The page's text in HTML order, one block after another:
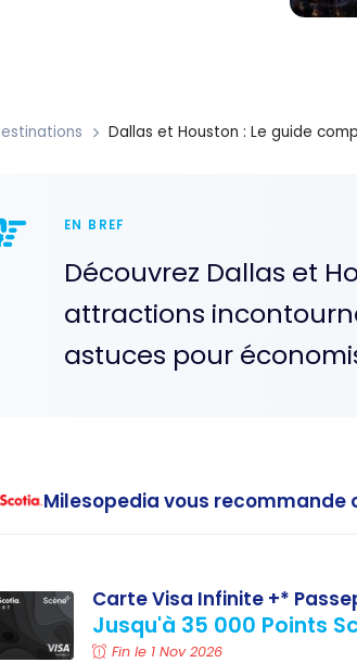
Dallas et Houston : Le guide
EN BREF
Découvrez Dallas et
attractions
astuces pour
Milesopedia vous
Carte Visa Infinite +*
Jusqu'à 35 000 Points
Fin le 1 Nov 2026